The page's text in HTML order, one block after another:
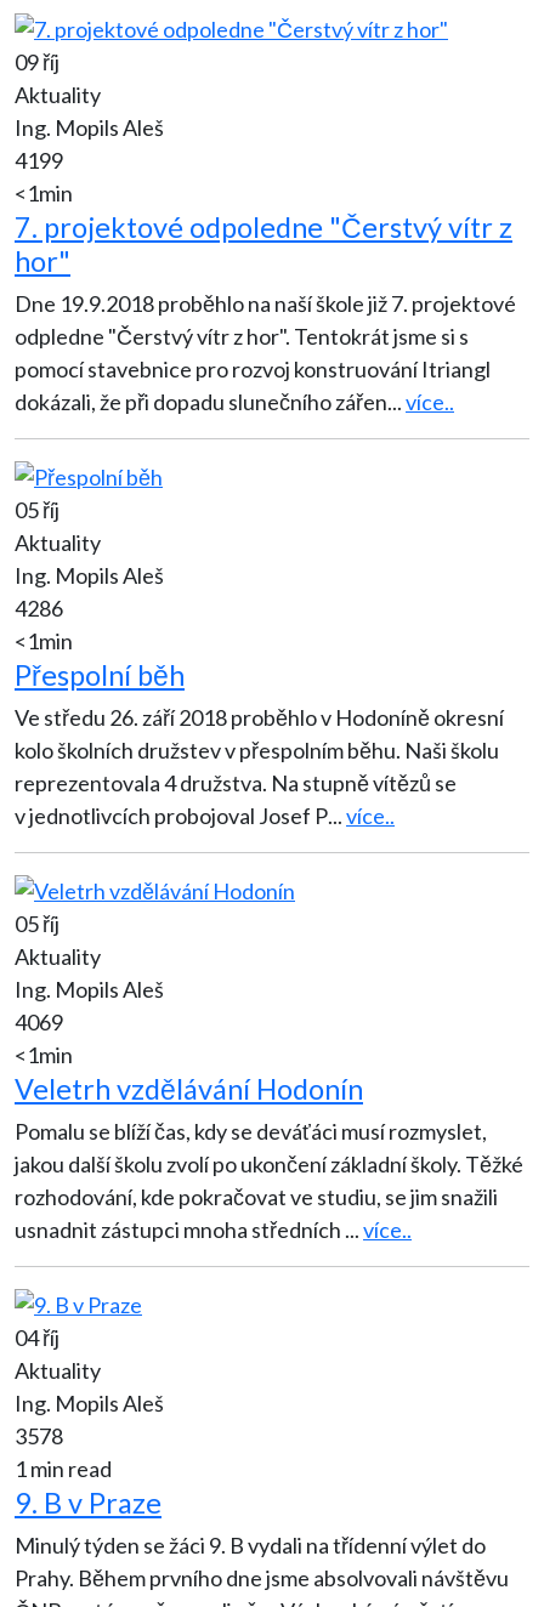
09 říj
Aktuality
Ing. Mopils Aleš
4199
<1min
7. projektové odpoledne "Čerstvý vítr z
hor"
Dne 19.9.2018 proběhlo na naší škole již 7. projektové
odpledne "Čerstvý vítr z hor". Tentokrát jsme si s
pomocí stavebnice pro rozvoj konstruování Itriangl
dokázali, že při dopadu slunečního zářen...více..
05 říj
Aktuality
Ing. Mopils Aleš
4286
<1min
Přespolní běh
Ve středu 26. září 2018 proběhlo v Hodoníně okresní
kolo školních družstev v přespolním běhu. Naši školu
reprezentovala 4 družstva. Na stupně vítězů se
v jednotlivcích probojoval Josef P...více..
05 říj
Aktuality
Ing. Mopils Aleš
4069
<1min
Veletrh vzdělávání Hodonín
Pomalu se blíží čas, kdy se deváťáci musí rozmyslet,
jakou další školu zvolí po ukončení základní školy. Těžké
rozhodování, kde pokračovat ve studiu, se jim snažili
usnadnit zástupci mnoha středních ...více..
04 říj
Aktuality
Ing. Mopils Aleš
3578
1 min read
9. B v Praze
Minulý týden se žáci 9. B vydali na třídenní výlet do
Prahy. Během prvního dne jsme absolvovali návštěvu